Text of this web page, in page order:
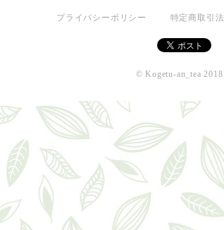
プライバシーポリシー 特定商取引
© Kogetu-an_tea 2018